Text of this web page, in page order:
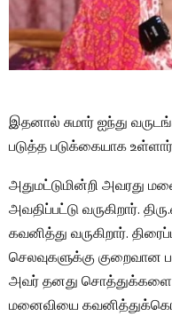
இதனால் சுமார் ஐந்து
படுத்த படுக்கையாக
அதுமட்டுமின்றி அவரது
அவதிப்பட்டு வருகிறார்.
கவனித்து வருகிறார்.
செலவுகளுக்கு
அவர் தனது சொத்துக்களை
மனைவியை